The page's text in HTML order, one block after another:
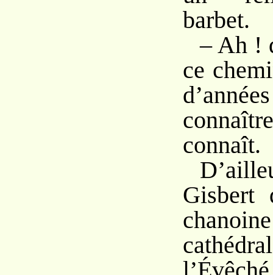
barbet.
– Ah !
ce
connaît.
Gisbert